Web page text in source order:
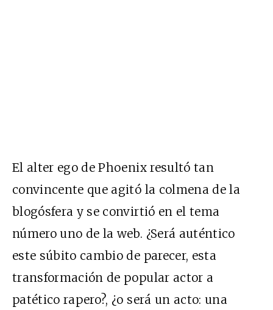
El alter ego de Phoenix resultó tan
convincente que agitó la colmena de la
blogósfera y se convirtió en el tema
número uno de la web. ¿Será auténtico
este súbito cambio de parecer, esta
transformación de popular actor a
patético rapero?, ¿o será un acto: una